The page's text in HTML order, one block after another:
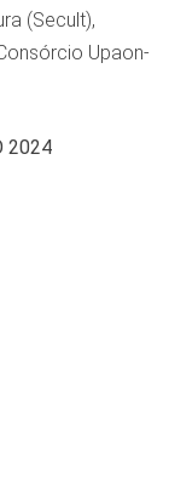
(Secult),
Upaon-
2024